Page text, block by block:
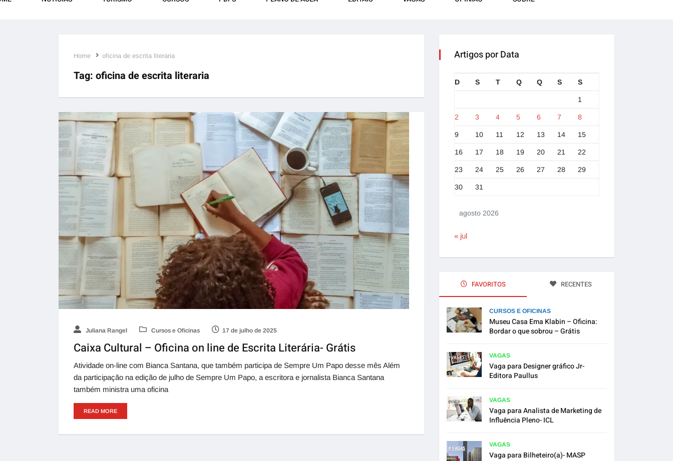
Home oficina de escrita literaria
Tag: oficina de escrita literaria
Juliana Rangel Cursos e Oficinas 17 de julho de 2025
Caixa Cultural – Oficina on line de Escrita Literária- Grátis
Atividade on-line com Bianca Santana, que também participa de Sempre Um Papo desse mês Além
da participação na edição de julho de Sempre Um Papo, a escritora e jornalista Bianca Santana
também ministra uma oficina
READ MORE
Artigos por Data
agosto 2026
D S T Q Q S S
1
2 3 4 5 6 7 8
9 10 11 12 13 14 15
16 17 18 19 20 21 22
23 24 25 26 27 28 29
30 31
« jul
FAVORITOS RECENTES
CURSOS E OFICINAS
Museu Casa Ema Klabin – Oficina:
Bordar o que sobrou – Grátis
VAGAS
Vaga para Designer gráfico Jr-
Editora Paullus
VAGAS
Vaga para Analista de Marketing de
Influência Pleno- ICL
VAGAS
Vaga para Bilheteiro(a)- MASP